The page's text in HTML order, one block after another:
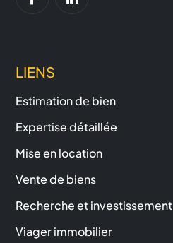
LIENS
Estimation de bien
Expertise détaillée
Mise en location
Vente de biens
Recherche et investissement
Viager immobilier